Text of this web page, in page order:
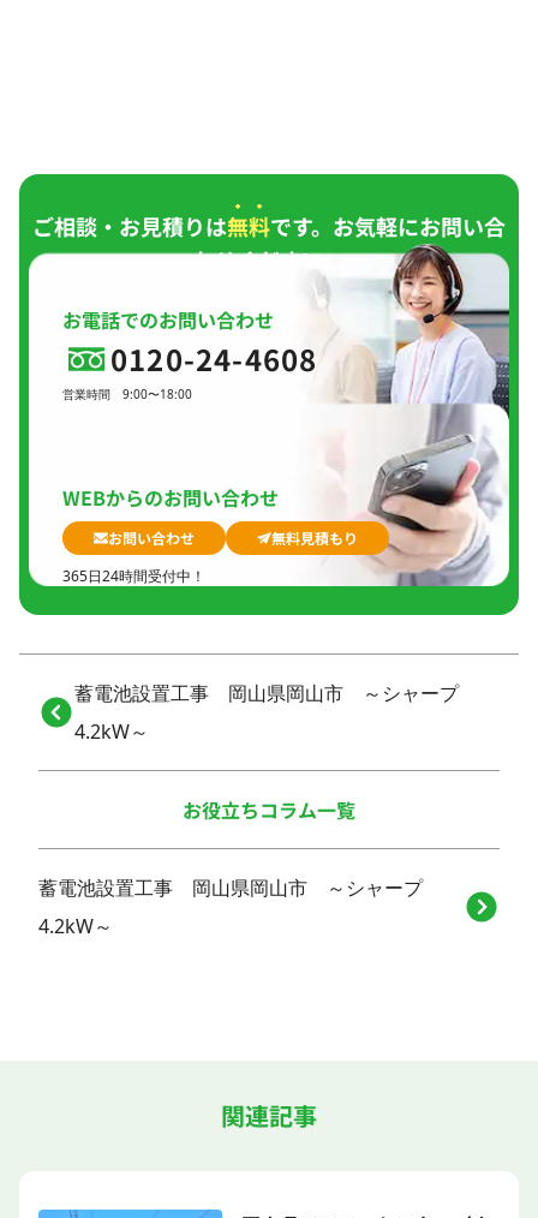
ご相談・お見積りは無料です。お気軽にお問い合
わせください。
お電話でのお問い合わせ
0120-24-4608
営業時間
9:00〜18:00
WEBからのお問い合わせ
お問い合わせ
無料見積もり
365日24時間受付中！
蓄電池設置工事 岡山県岡山市 ～シャープ
4.2kW～
お役立ちコラム一覧
蓄電池設置工事 岡山県岡山市 ～シャープ
4.2kW～
関連記事